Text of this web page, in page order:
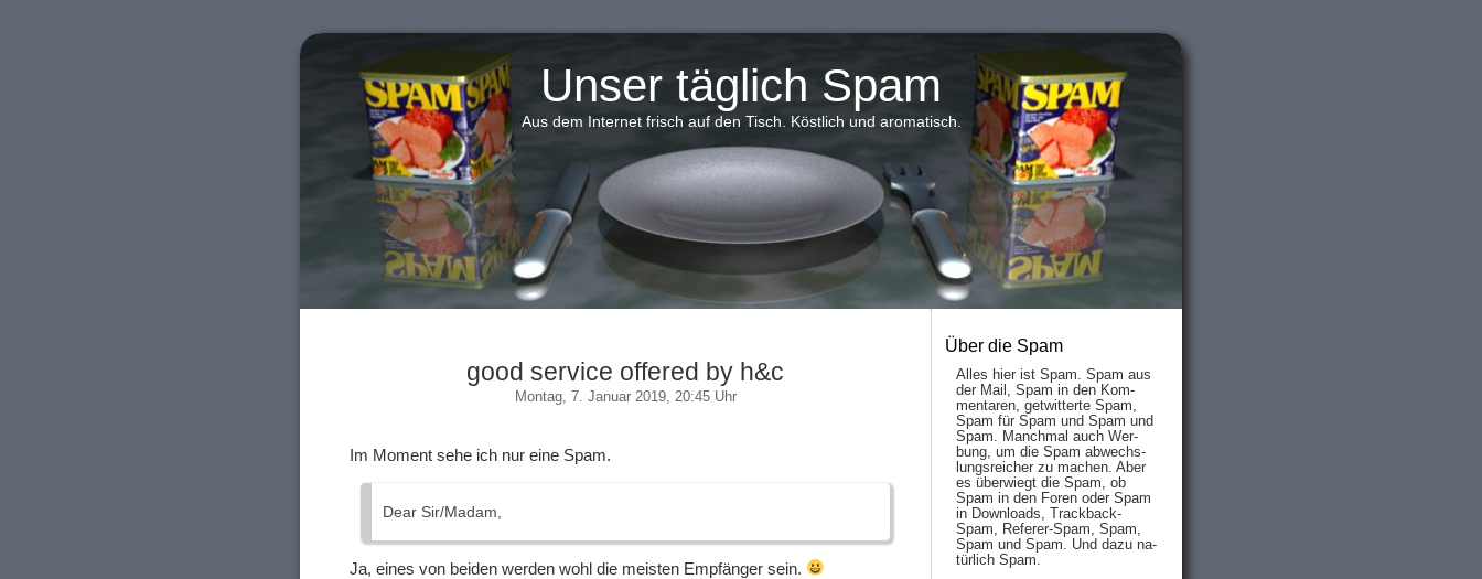
Unser täglich Spam
Aus dem Internet frisch auf den Tisch. Köstlich und aromatisch.
good service offered by h&c
Montag, 7. Januar 2019, 20:45 Uhr
Im Moment sehe ich nur eine Spam.
Dear Sir/Madam,
Ja, eines von beiden werden wohl die meisten Empfänger sein.
Über die Spam
Alles hier ist Spam. Spam aus
der Mail, Spam in den Kom­
men­taren, ge­twit­ter­te Spam,
Spam für Spam und Spam und
Spam. Manch­mal auch Wer­
bung, um die Spam ab­wechs­
lungs­reich­er zu mach­en. Aber
es über­wiegt die Spam, ob
Spam in den Fo­ren oder Spam
in Down­loads, Track­back-
Spam, Re­fe­rer-Spam, Spam,
Spam und Spam. Und da­zu na­
tür­lich Spam.